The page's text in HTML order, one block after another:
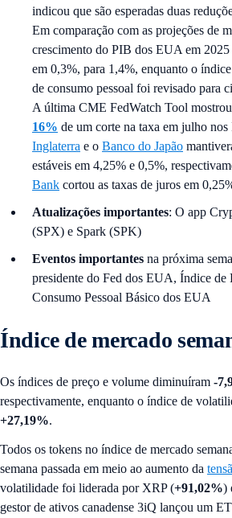
indicou que são esperadas duas
Em comparação com as projeções de
crescimento do PIB dos EUA em
em 0,3%, para 1,4%, enquanto o índice
de consumo pessoal foi revisado para
A última CME FedWatch Tool
16% de um corte na taxa em julho
Inglaterra e o Banco do Japão
estáveis em 4,25% e 0,5%,
Bank cortou as taxas de juros em
Atualizações importantes: O app
(SPX) e Spark (SPK)
Eventos importantes na próxima
presidente do Fed dos EUA, Índice de
Consumo Pessoal Básico dos EUA
Índice de mercado
Os índices de preço e volume diminuíram -
respectivamente, enquanto o índice de
+27,19%.
Todos os tokens no índice de mercado
semana passada em meio ao aumento da
volatilidade foi liderada por XRP (+91,02%)
gestor de ativos canadense 3iQ lançou um